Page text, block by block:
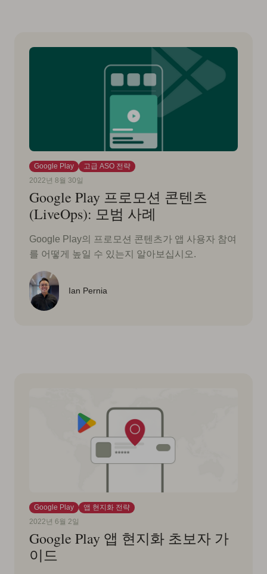
Google Play
고급 ASO 전략
2022년 8월 30일
Google Play 프로모션 콘텐츠
(LiveOps): 모범 사례
Google Play의 프로모션 콘텐츠가 앱 사용자 참여
를 어떻게 높일 수 있는지 알아보십시오.
Ian Pernia
Google Play
앱 현지화 전략
2022년 6월 2일
Google Play 앱 현지화 초보자 가
이드